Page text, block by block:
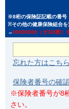
※8桁の保険証記載の番号
※その他の健康保険組合を
→00000000（ゼロ8桁）
忘れた方はこちら
保険者番号の確
※保険者番号が8
さい。